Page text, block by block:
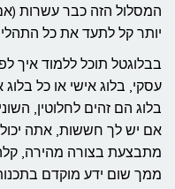
המסלול הזה כבר עשרות
יותר קל לתעד את כל
בבלוגטל תוכל ללמוד איך
עסקי, בלוג אישי או כל
בלוג הם זהים לחלוטין,
אם יש לך חששות, אתה יכול
מתבצעת בצורה מהירה,
ממך שום ידע מוקדם